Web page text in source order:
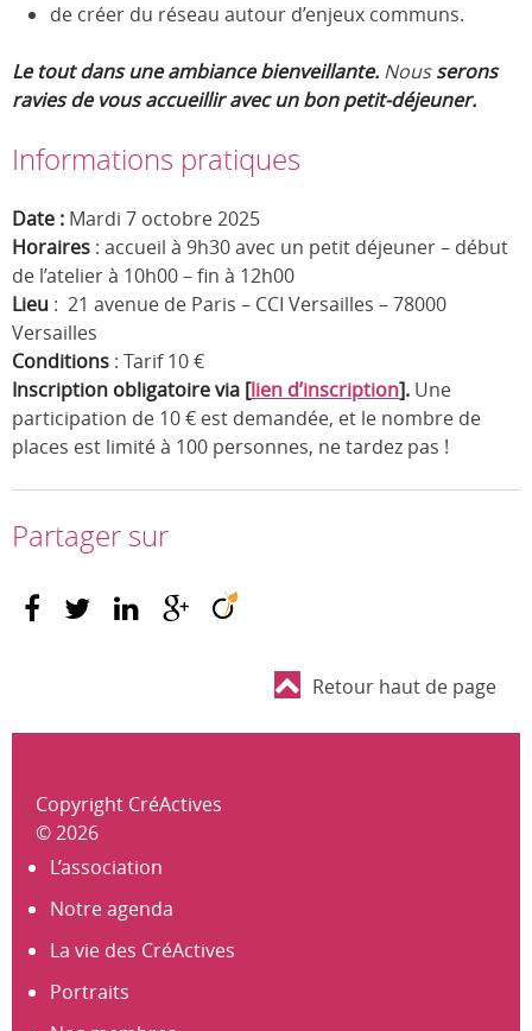
de créer du réseau autour d’enjeux communs.
Le tout dans une ambiance bienveillante. Nousserons
ravies de vous accueillir avec un bon petit-déjeuner.
Informations pratiques
Date : Mardi 7 octobre 2025
Horaires : accueil à 9h30 avec un petit déjeuner – début
de l’atelier à 10h00 – fin à 12h00
Lieu : 21 avenue de Paris – CCI Versailles – 78000
Versailles
Conditions : Tarif 10 €
Inscription obligatoire via [lien d’inscription]. Une
participation de 10 € est demandée, et le nombre de
places est limité à 100 personnes, ne tardez pas !
Partager sur
Retour haut de page
Copyright CréActives
© 2026
L’association
Notre agenda
La vie des CréActives
Portraits